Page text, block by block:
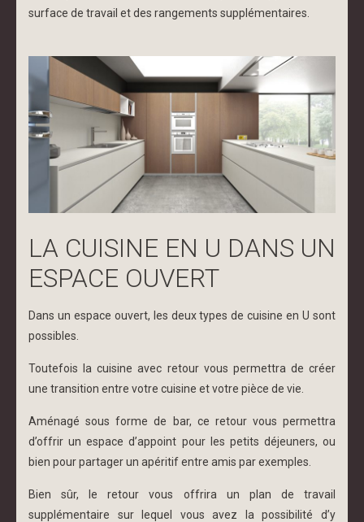
surface de travail et des rangements supplémentaires.
LA CUISINE EN U DANS UN
ESPACE OUVERT
Dans un espace ouvert, les deux types de cuisine en U sont
possibles.
Toutefois la cuisine avec retour vous permettra de créer
une transition entre votre cuisine et votre pièce de vie.
Aménagé sous forme de bar, ce retour vous permettra
d’offrir un espace d’appoint pour les petits déjeuners, ou
bien pour partager un apéritif entre amis par exemples.
Bien sûr, le retour vous offrira un plan de travail
supplémentaire sur lequel vous avez la possibilité d’y